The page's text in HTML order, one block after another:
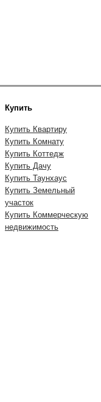
Купить
Купить Квартиру
Купить Комнату
Купить Коттедж
Купить Дачу
Купить Таунхаус
Купить Земельный
участок
Купить Коммерческую
недвижимость